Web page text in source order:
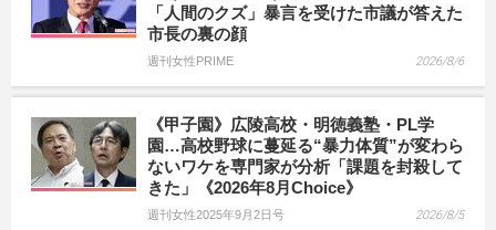
「人間のクズ」暴言を受けた市議が答えた
市長の裏の顔
週刊女性PRIME 2026/8/6
《甲子園》広陵高校・明徳義塾・PL学
園…高校野球に蔓延る“暴力体質”が変わら
ないワケを専門家が分析「課題を封殺して
きた」《2026年8月Choice》
週刊女性2025年9月2日号 2026/8/5